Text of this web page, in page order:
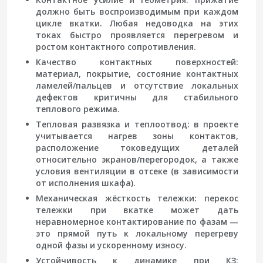
должно быть воспроизводимым при каждом
цикле вкатки. Любая недоводка на этих
токах быстро проявляется перегревом и
ростом контактного сопротивления.
Качество контактных поверхностей:
материал, покрытие, состояние контактных
ламелей/пальцев и отсутствие локальных
дефектов критичны для стабильного
теплового режима.
Тепловая развязка и теплоотвод: в проекте
учитывается нагрев зоны контактов,
расположение токоведущих деталей
относительно экранов/перегородок, а также
условия вентиляции в отсеке (в зависимости
от исполнения шкафа).
Механическая жёсткость тележки: перекос
тележки при вкатке может дать
неравномерное контактирование по фазам —
это прямой путь к локальному перегреву
одной фазы и ускоренному износу.
Устойчивость к динамике при КЗ: